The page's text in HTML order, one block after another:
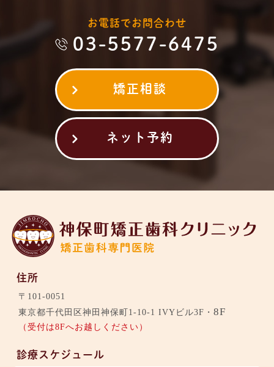
お電話でお問合わせ
03-5577-6475
矯正相談
ネット予約
住所
〒101-0051
東京都千代田区神田神保町1-10-1 IVYビル3F・8F
（受付は8Fへお越しください）
診療スケジュール